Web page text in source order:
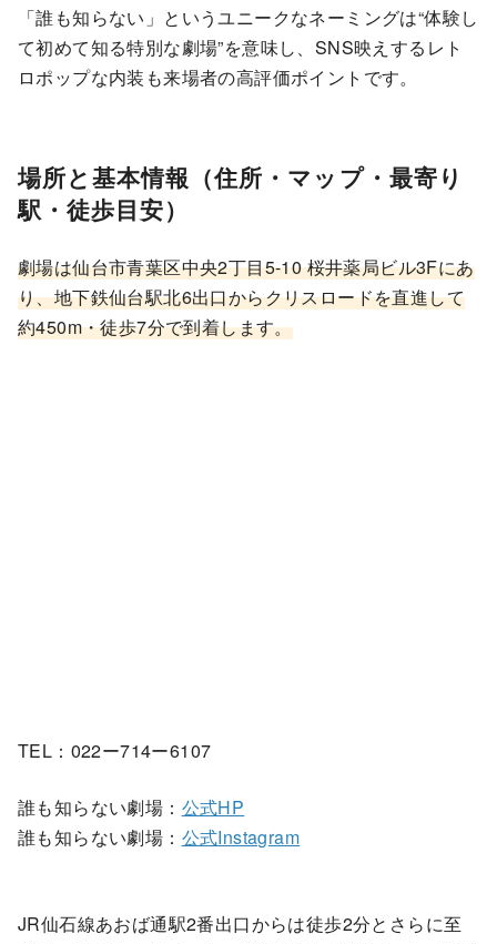
「誰も知らない」というユニークなネーミングは“体験し
て初めて知る特別な劇場”を意味し、SNS映えするレト
ロポップな内装も来場者の高評価ポイントです。
場所と基本情報（住所・マップ・最寄り
駅・徒歩目安）
劇場は仙台市青葉区中央2丁目5-10 桜井薬局ビル3Fにあ
り、地下鉄仙台駅北6出口からクリスロードを直進して
約450m・徒歩7分で到着します。
TEL：022ー714ー6107
誰も知らない劇場： 公式HP
誰も知らない劇場： 公式Instagram
JR仙石線あおば通駅2番出口からは徒歩2分とさらに至